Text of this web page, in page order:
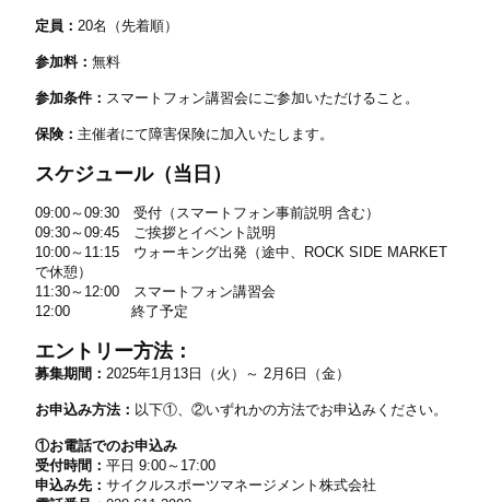
定員：20名（先着順）
参加料：無料
参加条件： スマートフォン講習会にご参加いただけること。
保険： 主催者にて障害保険に加入いたします。
スケジュール（当日）
09:00～09:30 受付（スマートフォン事前説明 含む）
09:30～09:45 ご挨拶とイベント説明
10:00～11:15 ウォーキング出発（途中、ROCK SIDE MARKET
で休憩）
11:30～12:00 スマートフォン講習会
12:00 終了予定
エントリー方法：
募集期間：2025年1月13日（火）～ 2月6日（金）
お申込み方法： 以下①、②いずれかの方法でお申込みください。
①お電話でのお申込み
受付時間：平日 9:00～17:00
申込み先：サイクルスポーツマネージメント株式会社